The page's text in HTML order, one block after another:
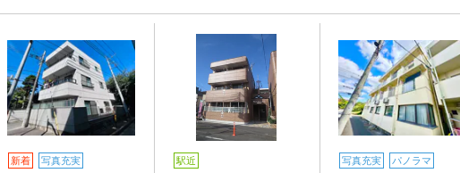
新着 写真充実 駅近 写真充実 パノラマ